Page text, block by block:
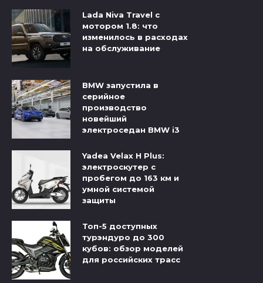
Lada Niva Travel с
мотором 1.8: что
изменилось в расходах
на обслуживание
BMW запустила в
серийное
производство
новейший
электроседан BMW i3
Yadea Velax H Plus:
электроскутер с
пробегом до 163 км и
умной системой
защиты
Топ-5 доступных
турэндуро до 300
кубов: обзор моделей
для российских трасс